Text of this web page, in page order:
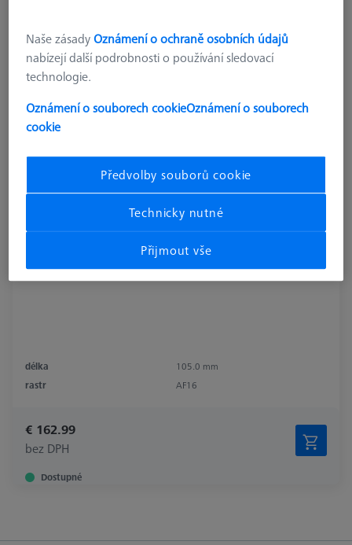
délka
105.0 mm
rastr
AF16
€ 162.99
bez DPH
Dostupné
Naše zásadyOznámení o ochraně osobních údajů
nabízejí další podrobnosti o používání sledovací
technologie.
Oznámení o souborech cookieOznámení o souborech
cookie
Předvolby souborů cookie
Technicky nutné
Přijmout vše